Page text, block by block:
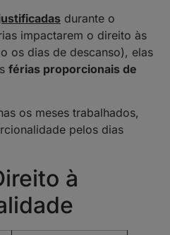
durante o
impactarem o direito às
os dias de descanso), elas
férias proporcionais de
os meses trabalhados,
pelos dias
à